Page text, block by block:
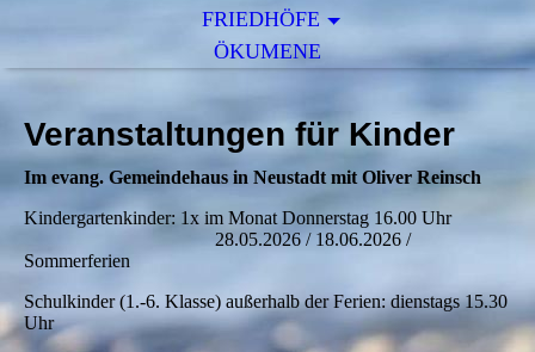
FRIEDHÖFE
ÖKUMENE
Veranstaltungen für Kinder
Im evang. Gemeindehaus in Neustadt mit Oliver Reinsch
Kindergartenkinder: 1x im Monat Donnerstag 16.00 Uhr
28.05.2026 / 18.06.2026 /
Sommerferien
Schulkinder (1.-6. Klasse) außerhalb der Ferien: dienstags 15.30
Uhr